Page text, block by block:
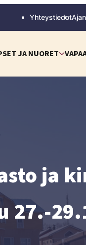
Yhteystiedot
JA NUORET
ja